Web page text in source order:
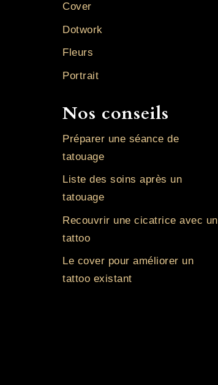
Cover
Dotwork
Fleurs
Portrait
Nos conseils
Préparer une séance de
tatouage
Liste des soins après un
tatouage
Recouvrir une cicatrice avec un
tattoo
Le cover pour améliorer un
tattoo existant